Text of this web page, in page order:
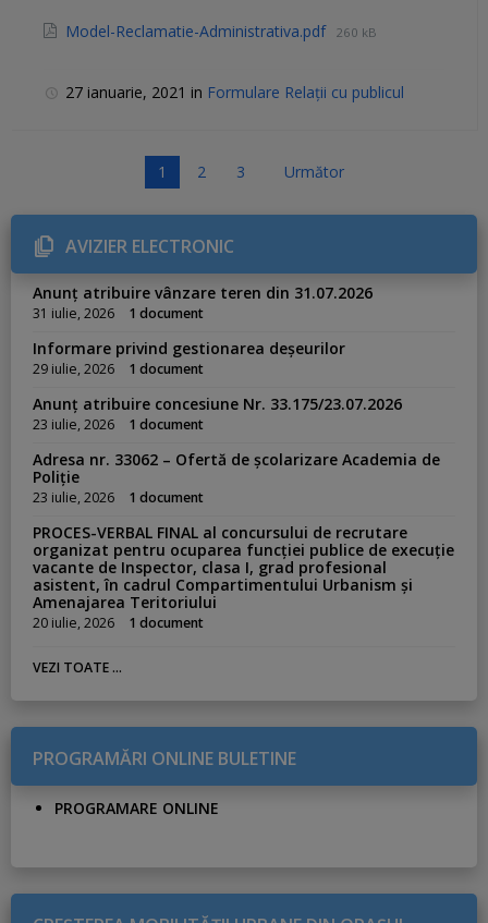
Model-Reclamatie-Administrativa.pdf 260 kB
27 ianuarie, 2021 in Formulare Relații cu publicul
g
n
1 2 3 Următor
AVIZIER ELECTRONIC
Anunț atribuire vânzare teren din 31.07.2026
31 iulie, 2026 1 document
Informare privind gestionarea deșeurilor
29 iulie, 2026 1 document
Anunț atribuire concesiune Nr. 33.175/23.07.2026
23 iulie, 2026 1 document
Adresa nr. 33062 – Ofertă de școlarizare Academia de
Poliție
23 iulie, 2026 1 document
PROCES-VERBAL FINAL al concursului de recrutare
organizat pentru ocuparea funcției publice de execuție
vacante de Inspector, clasa I, grad profesional
asistent, în cadrul Compartimentului Urbanism și
Amenajarea Teritoriului
20 iulie, 2026 1 document
VEZI TOATE ...
PROGRAMĂRI ONLINE BULETINE
PROGRAMARE ONLINE